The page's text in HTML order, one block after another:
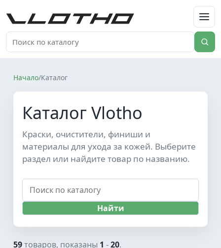
VLOTHO
Начало/Каталог
Каталог Vlotho
Краски, очистители, финиши и
материалы для ухода за кожей. Выберите
раздел или найдите товар по названию.
Найти
59товаров, показаны 1 -20.